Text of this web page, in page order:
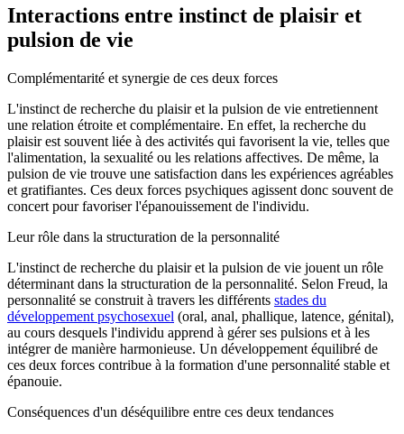
Interactions entre instinct de plaisir et
pulsion de vie
Complémentarité et synergie de ces deux forces
L'instinct de recherche du plaisir et la pulsion de vie entretiennent
une relation étroite et complémentaire. En effet, la recherche du
plaisir est souvent liée à des activités qui favorisent la vie, telles que
l'alimentation, la sexualité ou les relations affectives. De même, la
pulsion de vie trouve une satisfaction dans les expériences agréables
et gratifiantes. Ces deux forces psychiques agissent donc souvent de
concert pour favoriser l'épanouissement de l'individu.
Leur rôle dans la structuration de la personnalité
L'instinct de recherche du plaisir et la pulsion de vie jouent un rôle
déterminant dans la structuration de la personnalité. Selon Freud, la
personnalité se construit à travers les différents stades du
développement psychosexuel (oral, anal, phallique, latence, génital),
au cours desquels l'individu apprend à gérer ses pulsions et à les
intégrer de manière harmonieuse. Un développement équilibré de
ces deux forces contribue à la formation d'une personnalité stable et
épanouie.
Conséquences d'un déséquilibre entre ces deux tendances